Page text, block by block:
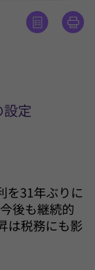
定
を31年ぶりに
後も継続的
は税務にも影